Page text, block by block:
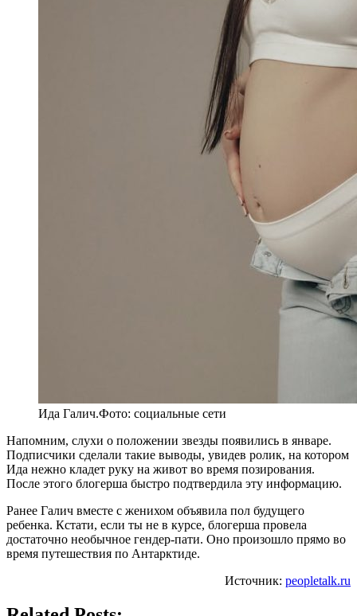
Ида Галич.Фото: социальные сети
Напомним, слухи о положении звезды появились в январе.
Подписчики сделали такие выводы, увидев ролик, на котором
Ида нежно кладет руку на живот во время позирования.
После этого блогерша быстро подтвердила эту информацию.
Ранее Галич вместе с женихом объявила пол будущего
ребенка. Кстати, если ты не в курсе, блогерша провела
достаточно необычное гендер-пати. Оно произошло прямо во
время путешествия по Антарктиде.
Источник: peopletalk.ru